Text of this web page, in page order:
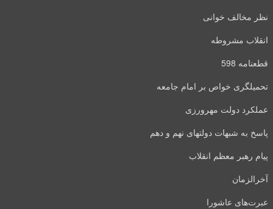
نظر مخالف خوانی
انقلاب مشروطه
قطعنامه 598
تحمیلگری خواص بر امام جامعه
عملکرد دولت مهرورزی
پاسخ به شبهات دولتهای نهم و دهم
پیام رهبر معظم انقلاب
آخرالزمان
عبرت‌های عاشورا